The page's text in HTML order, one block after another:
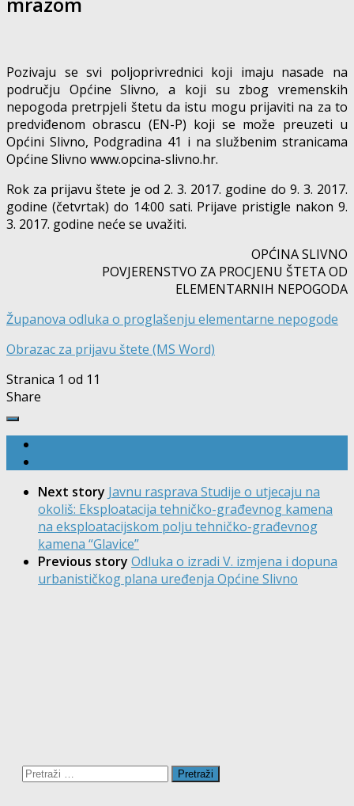
Pozivaju se svi poljoprivrednici koji imaju nasade na
području Općine Slivno, a koji su zbog vremenskih
nepogoda pretrpjeli štetu da istu mogu prijaviti na za to
predviđenom obrascu (EN-P) koji se može preuzeti u
Općini Slivno, Podgradina 41 i na službenim stranicama
Općine Slivno www.opcina-slivno.hr.
Rok za prijavu štete je od 2. 3. 2017. godine do 9. 3. 2017.
godine (četvrtak) do 14:00 sati. Prijave pristigle nakon 9.
3. 2017. godine neće se uvažiti.
OPĆINA SLIVNO
POVJERENSTVO ZA PROCJENU ŠTETA OD
ELEMENTARNIH NEPOGODA
Županova odluka o proglašenju elementarne nepogode
Obrazac za prijavu štete (MS Word)
Stranica 1 od 1 1
Share
Next story Javnu rasprava Studije o utjecaju na
okoliš: Eksploatacija tehničko-građevnog kamena
na eksploatacijskom polju tehničko-građevnog
kamena “Glavice”
Previous story Odluka o izradi V. izmjena i dopuna
urbanističkog plana uređenja Općine Slivno
Pretraži: